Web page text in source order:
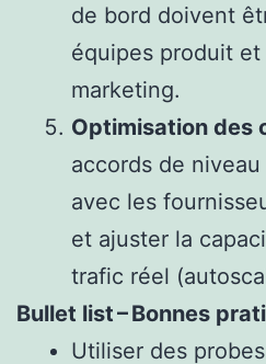
de bord doivent
équipes produit
marketing.
Optimisation des
accords de
avec les
et ajuster la
trafic réel
Bullet list – Bonnes
Utiliser des